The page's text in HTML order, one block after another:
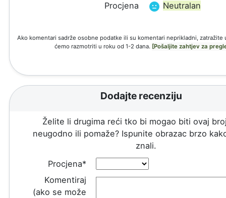
Procjena
Neutralan
Ako komentari sadrže osobne podatke ili su komentari neprikladni, zatražite
ćemo razmotriti u roku od 1-2 dana. [Pošaljite zahtjev za
Dodajte recenziju
Želite li drugima reći tko bi mogao biti ovaj
neugodno ili pomaže? Ispunite obrazac brzo
znali.
Procjena*
Komentiraj
(ako se može